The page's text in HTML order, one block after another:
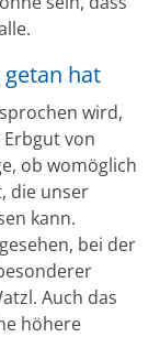
getan hat
wird,
von
ob womöglich
die unser
kann.
bei der
Auch das
höhere